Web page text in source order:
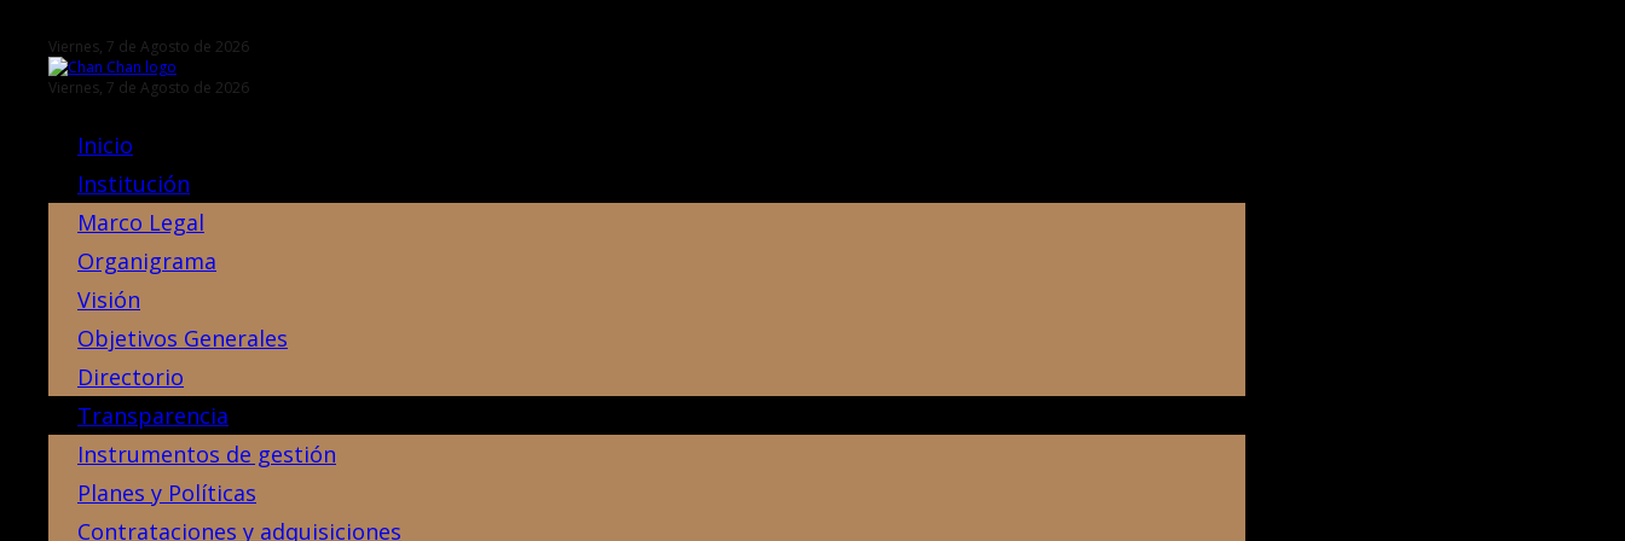
Viernes, 7 de Agosto de 2026
Viernes, 7 de Agosto de 2026
Inicio
Institución
Marco Legal
Organigrama
Visión
Objetivos Generales
Directorio
Transparencia
Instrumentos de gestión
Planes y Políticas
Contrataciones y adquisiciones